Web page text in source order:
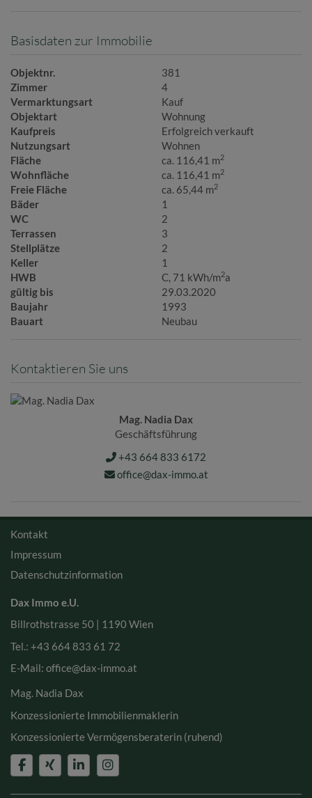
Basisdaten zur Immobilie
Objektnr.
381
Zimmer
4
Vermarktungsart
Kauf
Objektart
Wohnung
Kaufpreis
Erfolgreich verkauft
Nutzungsart
Wohnen
Fläche
ca. 116,41 m2
Wohnfläche ca. 116,41 m2
Freie Fläche ca. 65,44 m2
Bäder
1
WC
2
Terrassen
3
Stellplätze
2
Keller
1
HWB
C, 71 kWh/m2a
gültig bis
29.03.2020
Baujahr
1993
Bauart
Neubau
Kontaktieren Sie uns
Mag. Nadia Dax
Geschäftsführung
+43 664 833 6172
office@dax-immo.at
Kontakt
Impressum
Datenschutzinformation
Dax Immo e.U.
Billrothstrasse 50 | 1190 Wien
Tel.: +43 664 833 61 72
E-Mail: office@dax-immo.at
Mag. Nadia Dax
Konzessionierte Immobilienmaklerin
Konzessionierte Vermögensberaterin (ruhend)